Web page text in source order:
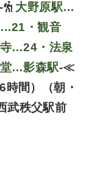
大野原駅…
・観音
…24・法泉
…影森駅-≪
間）（朝・
武秩父駅前